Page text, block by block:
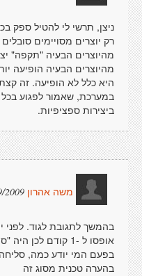
ניצן, תרשי לי להטיל ספק
רק יוצרים מסויימים
מהיוצרים הבעיה "תקפה"
מהיוצרים הבעיה הופיעה
היא כלל לא הופיעה. זה
במערכת, שאמור לפגוע בכל
ביצירות ספציפיות.
משה אהרון 17:55:37
אופסו ל -1 קודם
בפעם המי יודע כמה,
בהערה טכנית מסוג זה